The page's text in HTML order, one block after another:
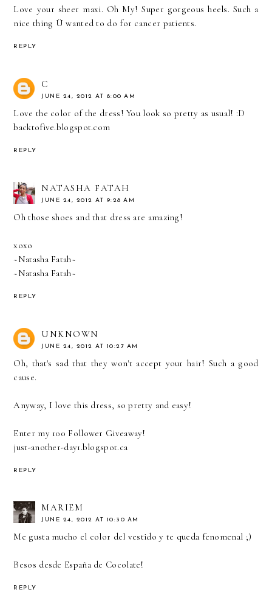
Love your sheer maxi. Oh My! Super gorgeous heels. Such a
nice thing Ü wanted to do for cancer patients.
REPLY
C
JUNE 24, 2012 AT 8:00 AM
Love the color of the dress! You look so pretty as usual! :D
backtofive.blogspot.com
REPLY
NATASHA FATAH
JUNE 24, 2012 AT 9:28 AM
Oh those shoes and that dress are amazing!
xoxo
~Natasha Fatah~
~Natasha Fatah~
REPLY
UNKNOWN
JUNE 24, 2012 AT 10:27 AM
Oh, that's sad that they won't accept your hair! Such a good
cause.
Anyway, I love this dress, so pretty and easy!
Enter my 100 Follower Giveaway!
just-another-day1.blogspot.ca
REPLY
MARIEM
JUNE 24, 2012 AT 10:30 AM
Me gusta mucho el color del vestido y te queda fenomenal ;)
Besos desde España de Cocolate!
REPLY